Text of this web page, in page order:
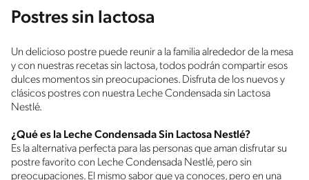
Postres sin lactosa
Un delicioso postre puede reunir a la familia alrededor de la mesa
y con nuestras recetas sin lactosa, todos podrán compartir esos
dulces momentos sin preocupaciones. Disfruta de los nuevos y
clásicos postres con nuestra Leche Condensada sin Lactosa
Nestlé.
¿Qué es la Leche Condensada Sin Lactosa Nestlé?
Es la alternativa perfecta para las personas que aman disfrutar su
postre favorito con Leche Condensada Nestlé, pero sin
preocupaciones. El mismo sabor que ya conoces, pero en una